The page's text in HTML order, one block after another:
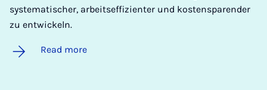
systematischer, arbeitseffizienter und kostensparender
zu entwickeln.
Read more